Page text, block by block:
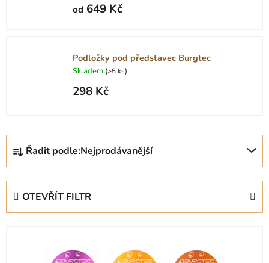
od 649 Kč
Podložky pod představec Burgtec
Skladem (>5 ks)
298 Kč
Ř
z
Řadit podle:Nejprodávanější
OTEVŘÍT FILTR